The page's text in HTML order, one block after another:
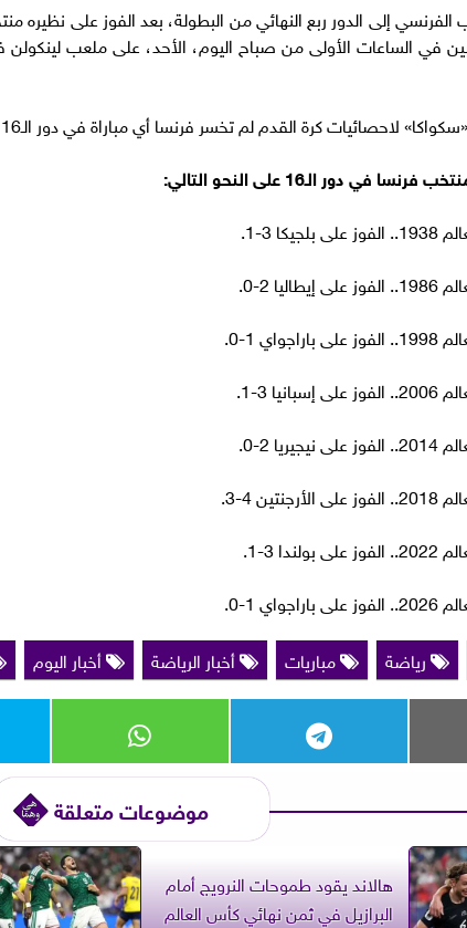
لاحصائيات كرة القدم لم تخسر فرنسا أي مباراة في دور الـ16 من كأس العالم منذ عام 1934:
في دور الـ16 على النحو التالي:
3-1.
2-0.
1-0.
3-1.
2-0.
4-3.
3-1.
1-0.
رياضة مباريات أخبار الرياضة أخبار اليوم
موضوعات متعلقة
هالاند يقود طموحات النرويج أمام
البرازيل في ثمن نهائي كأس العالم